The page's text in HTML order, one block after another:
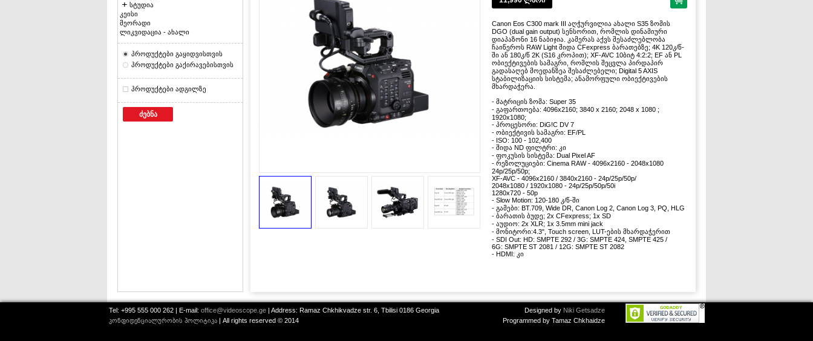
სტუდია
კეისი
მეორადი
ლიკვიდაცია - ახალი
პროდუქტები გაყიდვისთვის
პროდუქტები გაქირავებისთვის
პროდუქტები ადგილზე
ძებნა
Canon Eos C300 mark III აღჭურვილია ახალი S35 ზომის
DGO (dual gain output) სენსორით, რომლის დინამიური
დიაპაზონი 16 ნაბიჯია. კამერას აქვს შესაძლებლობა
ჩაიწეროს RAW Light შიდა CFexpress ბარათებზე; 4K 120კ/წ-
ში ან 180კ/წ 2K (S16 კროპით); XF-AVC 10ბიტ 4:2:2; EF ან PL
ობიექტივების სამაგრი, რომლის შეცვლა პირდაპირ
გადასაღებ მოედანზეა შესაძლებელი; Digital 5 AXIS
სტაბილიზაციის სისტემა; ანამორფული ობიექტივების
მხარდაჭერა.
- მატრიცის ზომა: Super 35
- გაფართოება: 4096x2160; 3840 x 2160; 2048 x 1080 ;
1920x1080;
- პროცესორი: DiG!C DV 7
- ობიექტივის სამაგრი: EF/PL
- ISO: 100 - 102,400
- შიდა ND ფილტრი: კი
- ფოკუსის სისტემა: Dual Pixel AF
- რეზოლუციები: Cinema RAW - 4096x2160 - 2048x1080
24p/25p/50p;
XF-AVC - 4096x2160 / 3840x2160 - 24p/25p/50p/
2048x1080 / 1920x1080 - 24p/25p/50p/50i
1280x720 - 50p
- Slow Motion: 120-180 კ/წ-ში
- გამები: BT.709, Wide DR, Canon Log 2, Canon Log 3, PQ, HLG
- ბარათის ბუდე; 2x CFexpress; 1x SD
- აუდიო: 2x XLR; 1x 3.5mm mini jack
- მონიტორი:4.3", Touch screen, LUT-ების მხარდაჭერით
- SDI Out: HD: SMPTE 292 / 3G: SMPTE 424, SMPTE 425 /
6G: SMPTE ST 2081 / 12G: SMPTE ST 2082
- HDMI: კი
Designed by Niki Getsadze
Tel: +995 555 000 262 | E-mail: office@videoscope.ge| Address: Ramaz Chkhikvadze str. 6, Tbilisi 0186 Georgia
კონფიდენციალურობის პოლიტიკა | All rights reserved © 2014 Programmed by Tamaz Chkhaidze